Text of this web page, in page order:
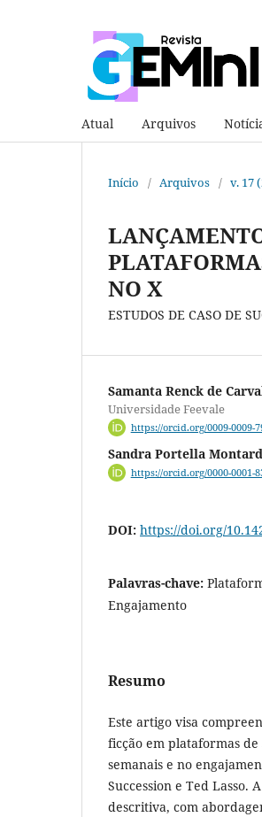
Atual Arquivos
Início / Arquivos / v. 17
NO X
ESTUDOS DE CASO DE
Samanta Renck de
Universidade Feevale
https://orcid.org/0009-0009-
Sandra Portella
https://orcid.org/0000-0001-
DOI: https://doi.org/
Palavras-chave:
Engajamento
Resumo
Este artigo visa
ficção em plataformas de
semanais e no
Succession e Ted Lasso.
descritiva, com